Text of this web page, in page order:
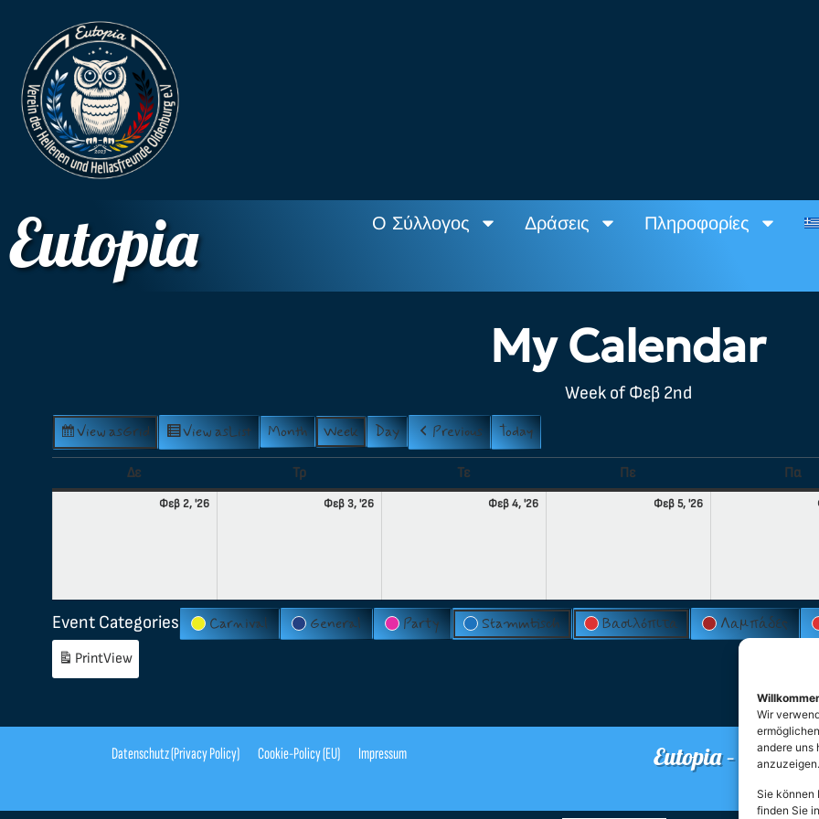
Wir
andere uns
anzuzeigen.
Sie können
finden Sie
Eutopia Ο Σύλλογος Δράσεις Πληροφορίες
My Calendar
Week of Φεβ 2nd
View asGrid View asList Month Week Day Previous Today
Δε Τρ Τε Πε Πα
Φεβ 2, '26 Φεβ 3, '26 Φεβ 4, '26 Φεβ 5, '26
Event Categories Carnival General Party Stammtisch Βασιλόπιτα Λαμπάδες
PrintView
Datenschutz (Privacy Policy) Cookie-Policy (EU) Impressum Eutopia – Verein